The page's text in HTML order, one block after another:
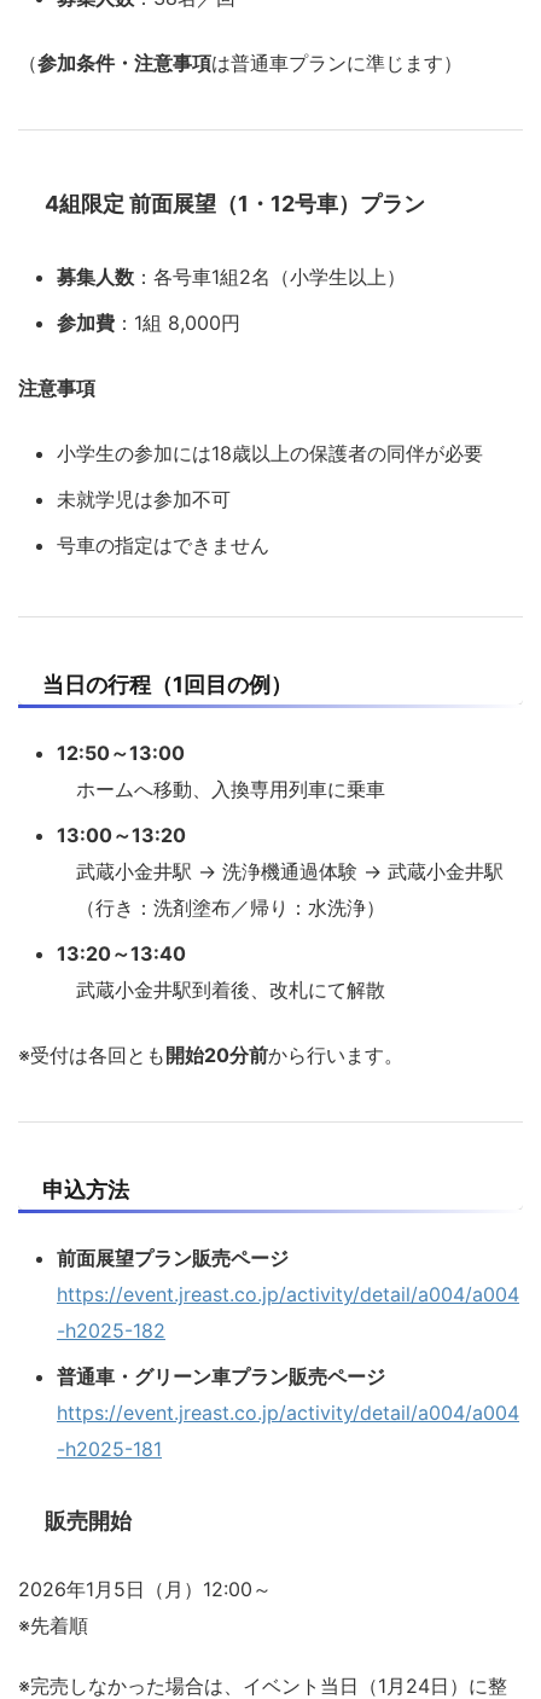
（参加条件・注意事項は普通車プランに準じます）
4組限定 前面展望（1・12号車）プラン
募集人数 ：各号車1組2名（小学生以上）
参加費 ：1組 8,000円
注意事項
小学生の参加には18歳以上の保護者の同伴が必要
未就学児は参加不可
号車の指定はできません
当日の行程（1回目の例）
12:50～13:00
ホームへ移動、入換専用列車に乗車
13:00～13:20
武蔵小金井駅 → 洗浄機通過体験 → 武蔵小金井駅
（行き：洗剤塗布／帰り：水洗浄）
13:20～13:40
武蔵小金井駅到着後、改札にて解散
※受付は各回とも開始20分前から行います。
申込方法
前面展望プラン販売ページ
https://event.jreast.co.jp/activity/detail/a004/a004
-h2025-182
普通車・グリーン車プラン販売ページ
https://event.jreast.co.jp/activity/detail/a004/a004
-h2025-181
販売開始
2026年1月5日（月）12:00～
※先着順
※完売しなかった場合は、イベント当日（1月24日）に整